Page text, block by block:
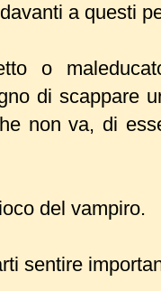
a questi
o
di scappare
non va, di
del vampiro.
sentire